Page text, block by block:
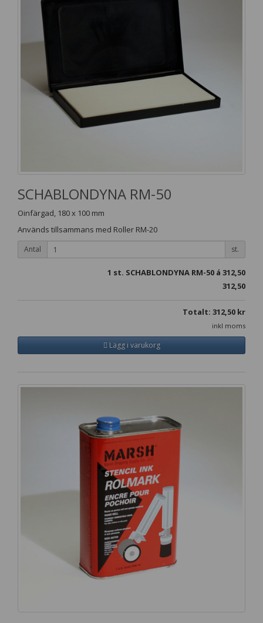
SCHABLONDYNA RM-50
Oinfärgad, 180 x 100 mm
Används tillsammans med Roller RM-20
Antal st.
1 st. SCHABLONDYNA RM-50 á 312,50
312,50
Totalt: 312,50 kr
inkl moms
Lägg i varukorg